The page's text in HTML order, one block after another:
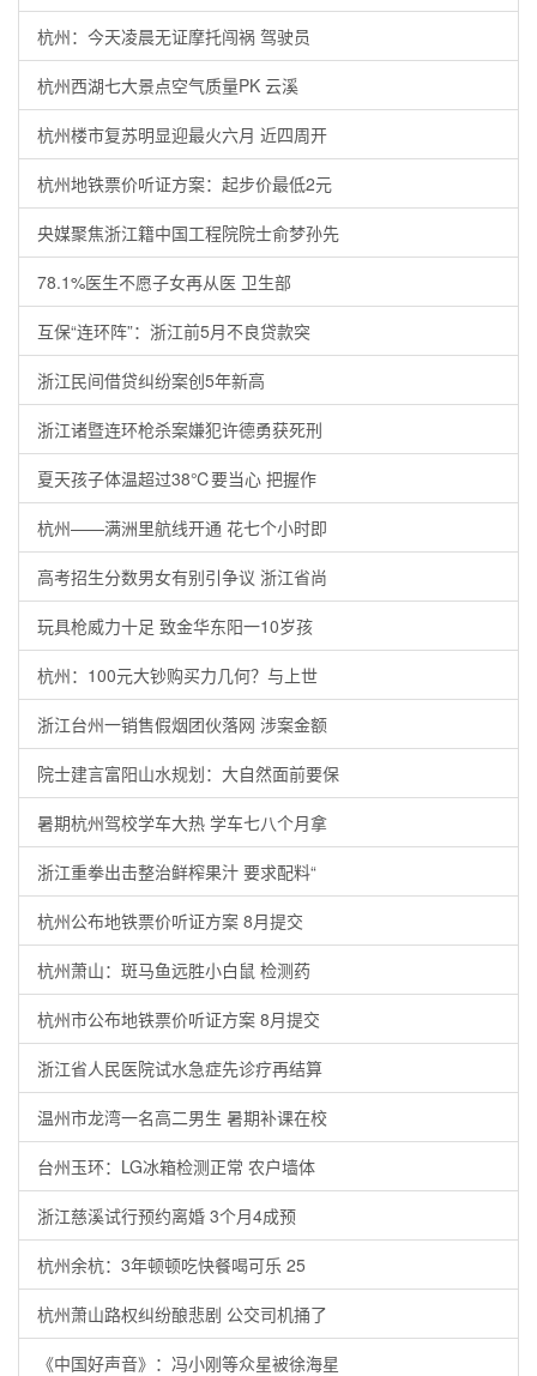
杭州：今天凌晨无证摩托闯祸 驾驶员
杭州西湖七大景点空气质量PK 云溪
杭州楼市复苏明显迎最火六月 近四周开
杭州地铁票价听证方案：起步价最低2元
央媒聚焦浙江籍中国工程院院士俞梦孙先
78.1%医生不愿子女再从医 卫生部
互保“连环阵”：浙江前5月不良贷款突
浙江民间借贷纠纷案创5年新高
浙江诸暨连环枪杀案嫌犯许德勇获死刑
夏天孩子体温超过38℃要当心 把握作
杭州——满洲里航线开通 花七个小时即
高考招生分数男女有别引争议 浙江省尚
玩具枪威力十足 致金华东阳一10岁孩
杭州：100元大钞购买力几何？与上世
浙江台州一销售假烟团伙落网 涉案金额
院士建言富阳山水规划：大自然面前要保
暑期杭州驾校学车大热 学车七八个月拿
浙江重拳出击整治鲜榨果汁 要求配料“
杭州公布地铁票价听证方案 8月提交
杭州萧山：斑马鱼远胜小白鼠 检测药
杭州市公布地铁票价听证方案 8月提交
浙江省人民医院试水急症先诊疗再结算
温州市龙湾一名高二男生 暑期补课在校
台州玉环：LG冰箱检测正常 农户墙体
浙江慈溪试行预约离婚 3个月4成预
杭州余杭：3年顿顿吃快餐喝可乐 25
杭州萧山路权纠纷酿悲剧 公交司机捅了
《中国好声音》：冯小刚等众星被徐海星